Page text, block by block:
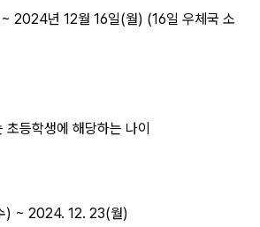
2024년 12월 16일(월) (16일 우체국 소
초등학생에 해당하는 나이
) ~ 2024. 12. 23(월)